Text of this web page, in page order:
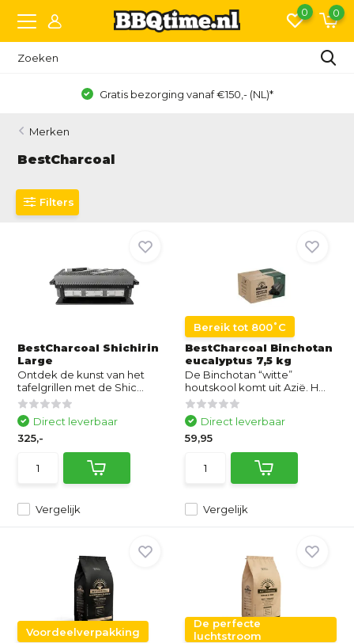
0 0
Gratis bezorging vanaf €150,- (NL)*
Merken
BestCharcoal
Filters
BestCharcoal Shichirin
Large
Ontdek de kunst van het
tafelgrillen met de Shic...
Vergelijk
Direct leverbaar
325,-
Bereik tot 800˚C
BestCharcoal Binchotan
eucalyptus 7,5 kg
De Binchotan “witte”
houtskool komt uit Azië. H...
Vergelijk
Direct leverbaar
59,95
Voordeelverpakking
De perfecte
luchtstroom